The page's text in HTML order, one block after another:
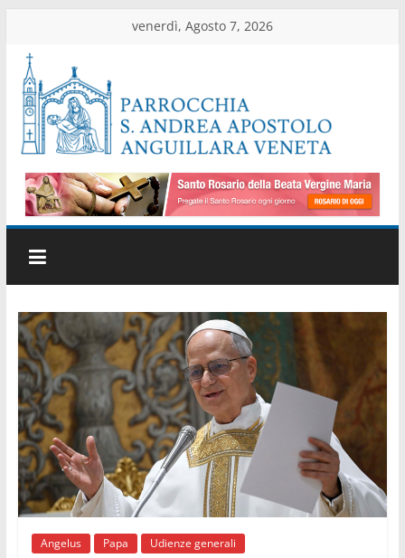
contenuto
venerdì, Agosto 7, 2026
Parrocchia
di
Anguillara
Veneta
Sito
ufficiale
della
parrocchia
Angelus Papa Udienze generali